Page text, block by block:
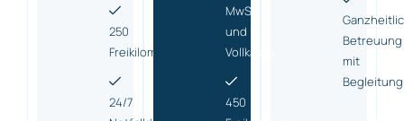
250
Freikilometer
24/7
MwSt.
und
Vollkasko
450
Betreuung
mit
Begleitung